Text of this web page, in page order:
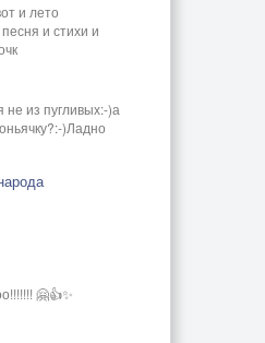
и лето
и стихи и
не из пугливых:-)а
)Ладно
🤗👍✨